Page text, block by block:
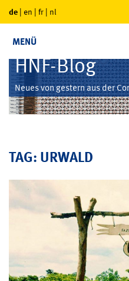
de | en | fr | nl
MENÜ
HNF-Blog
Neues von gestern aus der
TAG: URWALD